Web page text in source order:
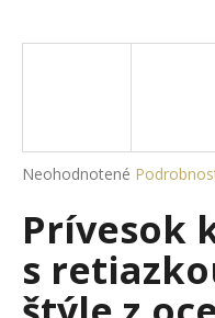
Priemerné
produktu
je
z
5
Neohodnotené
Prívesok
s
j
?
HĽADAŤ